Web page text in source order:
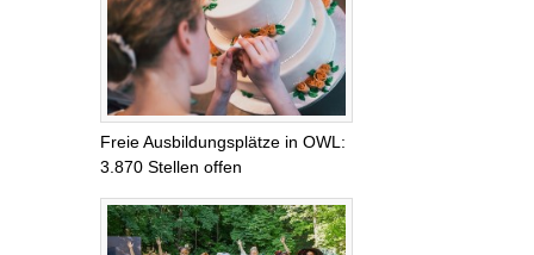
Freie Ausbildungsplätze in OWL:
3.870 Stellen offen